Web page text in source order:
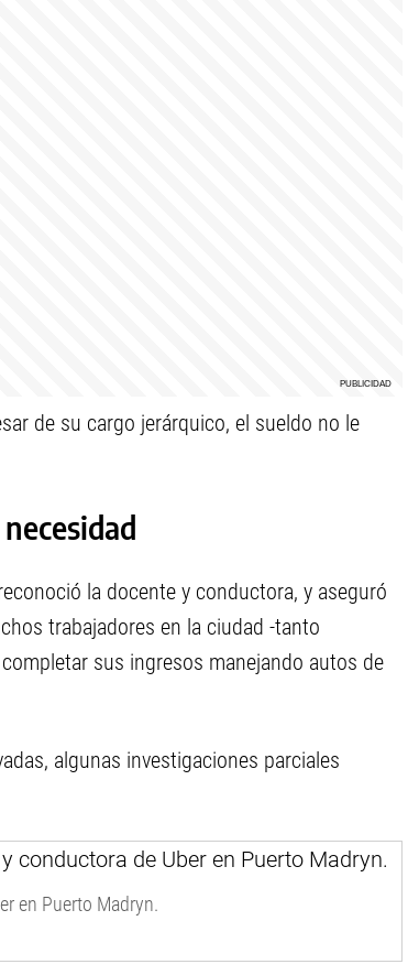
de su cargo jerárquico, el sueldo no le
la docente y conductora, y aseguró
trabajadores en la ciudad -tanto
sus ingresos manejando autos de
algunas investigaciones parciales
en Puerto Madryn.